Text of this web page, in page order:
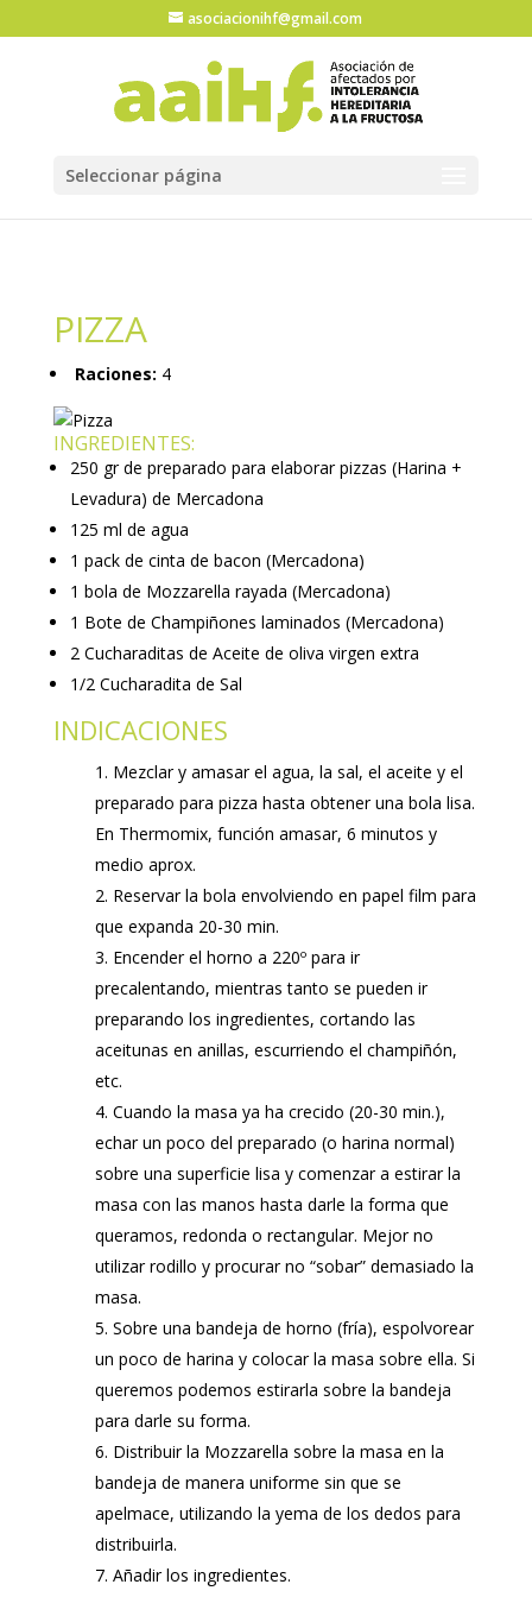
asociacionihf@gmail.com
Seleccionar página
PIZZA
Raciones: 4
INGREDIENTES:
250 gr de preparado para elaborar pizzas (Harina +
Levadura) de Mercadona
125 ml de agua
1 pack de cinta de bacon (Mercadona)
1 bola de Mozzarella rayada (Mercadona)
1 Bote de Champiñones laminados (Mercadona)
2 Cucharaditas de Aceite de oliva virgen extra
1/2 Cucharadita de Sal
INDICACIONES
Mezclar y amasar el agua, la sal, el aceite y el
preparado para pizza hasta obtener una bola lisa.
En Thermomix, función amasar, 6 minutos y
medio aprox.
Reservar la bola envolviendo en papel film para
que expanda 20-30 min.
Encender el horno a 220º para ir
precalentando, mientras tanto se pueden ir
preparando los ingredientes, cortando las
aceitunas en anillas, escurriendo el champiñón,
etc.
Cuando la masa ya ha crecido (20-30 min.),
echar un poco del preparado (o harina normal)
sobre una superficie lisa y comenzar a estirar la
masa con las manos hasta darle la forma que
queramos, redonda o rectangular. Mejor no
utilizar rodillo y procurar no “sobar” demasiado la
masa.
Sobre una bandeja de horno (fría), espolvorear
un poco de harina y colocar la masa sobre ella. Si
queremos podemos estirarla sobre la bandeja
para darle su forma.
Distribuir la Mozzarella sobre la masa en la
bandeja de manera uniforme sin que se
apelmace, utilizando la yema de los dedos para
distribuirla.
Añadir los ingredientes.